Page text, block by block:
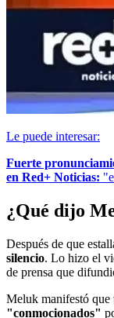
Le puede interesar:
Fuerte
en Red+ Noticias:
¿Qué dijo
Después de que
silencio. Lo hizo el
de prensa que
Meluk manifestó que
"conmocionados"